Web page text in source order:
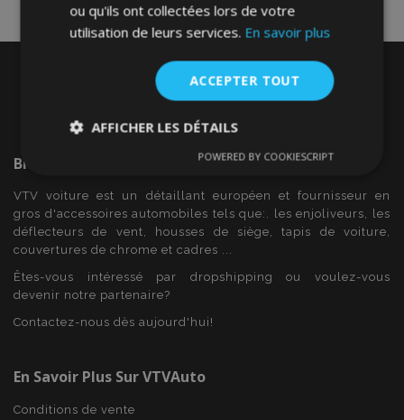
Bienvenue Sur
VTV voiture est un détaillant européen et fournisseur en
gros d'accessoires automobiles tels que:. les enjoliveurs, les
déflecteurs de vent, housses de siège, tapis de voiture,
couvertures de chrome et cadres ...
Êtes-vous intéressé par dropshipping ou voulez-vous
devenir notre partenaire?
Contactez-nous dès aujourd'hui!
En Savoir Plus Sur VTVAuto
Conditions de vente
ou qu'ils ont collectées lors de votre
utilisation de leurs services. En savoir plus
ACCEPTER TOUT
AFFICHER LES DÉTAILS
Performance Ciblage
Fonctionnalité
Strictement nécessaires
POWERED BY COOKIESCRIPT